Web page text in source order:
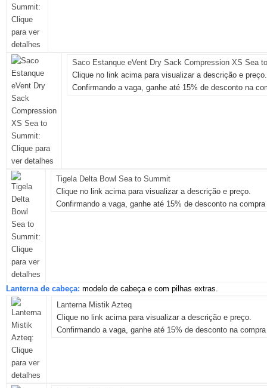
Saco Estanque eVent Dry Sack Compression XS Sea
Clique no link acima para visualizar a descrição e preço.
Confirmando a vaga, ganhe até 15% de desconto na
Tigela Delta Bowl Sea to Summit
Clique no link acima para visualizar a descrição e preço.
Confirmando a vaga, ganhe até 15% de desconto na
Lanternade cabeça: modelo de cabeça e com pilhas extras.
Lanterna Mistik Azteq
Clique no link acima para visualizar a descrição e preço.
Confirmando a vaga, ganhe até 15% de desconto na